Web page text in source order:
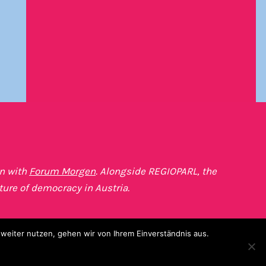
with Forum Morgen. Alongside REGIOPARL, the
of democracy in Austria.
nutzen, gehen wir von Ihrem Einverständnis aus.